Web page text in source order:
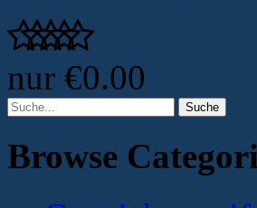
nur €0.00
Browse